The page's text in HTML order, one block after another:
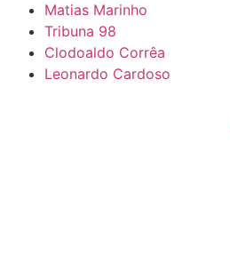
Matias Marinho
Tribuna 98
Clodoaldo Corrêa
Leonardo Cardoso